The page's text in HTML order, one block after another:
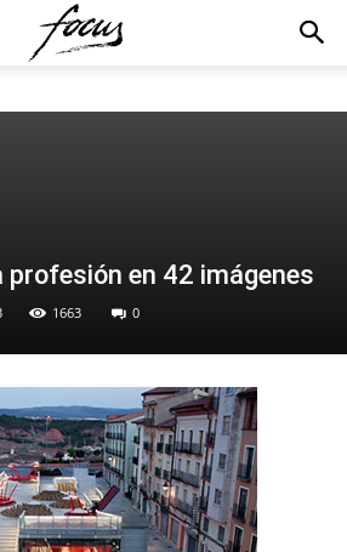
profesión en 42 imágenes
1663 0